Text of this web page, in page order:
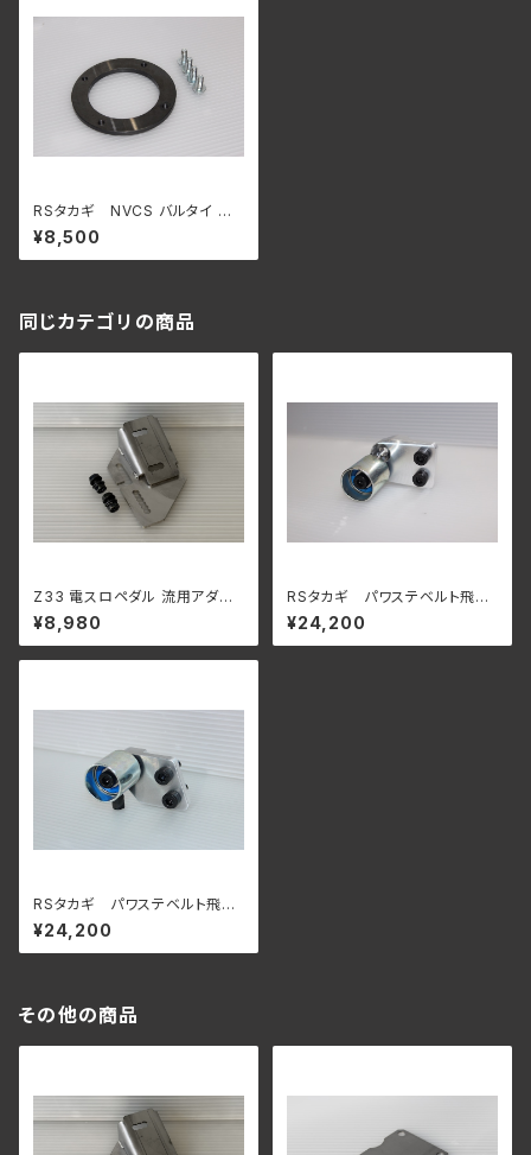
RSタカギ NVCS バルタイ 調
整スペーサー RB25用
¥8,500
同じカテゴリの商品
Z33 電スロペダル 流用アダプ
ター アクセルペダル DBW 電
子スロットル Drive by wire R
33 R34 RB20 RB25 RB26 ス
¥8,980
RSタカギ パワステベルト飛び
防止テンショナー RB25 パワ
ステポンプ用
¥24,200
RSタカギ パワステベルト飛び
防止テンショナー RB26 用
¥24,200
その他の商品